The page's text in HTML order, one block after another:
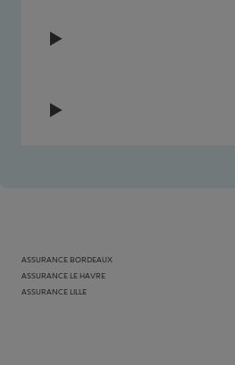
ASSURANCE BORDEAUX
ASSURANCE LE HAVRE
ASSURANCE LILLE